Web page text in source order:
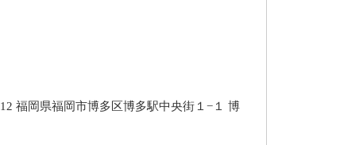
福岡県福岡市博多区博多駅中央街１−１ 博